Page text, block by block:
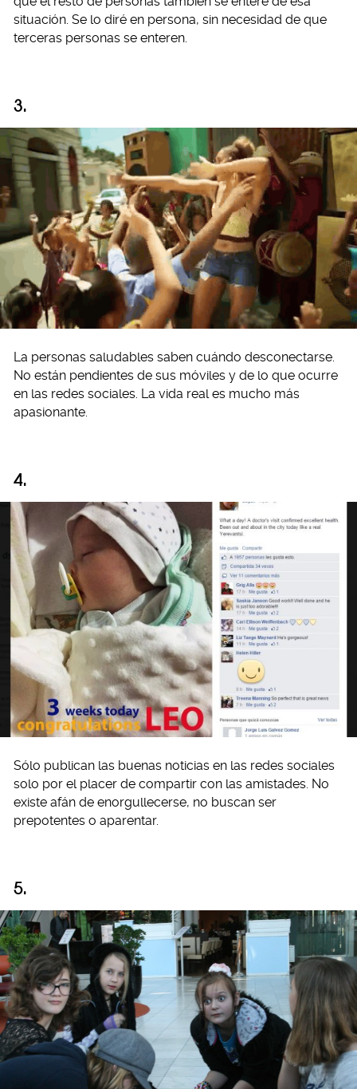
situación. Se lo diré en persona, sin necesidad de que
terceras personas se enteren.
3.
La personas saludables saben cuándo desconectarse.
No están pendientes de sus móviles y de lo que ocurre
en las redes sociales. La vida real es mucho más
apasionante.
4.
Sólo publican las buenas noticias en las redes sociales
solo por el placer de compartir con las amistades. No
existe afán de enorgullecerse, no buscan ser
prepotentes o aparentar.
5.